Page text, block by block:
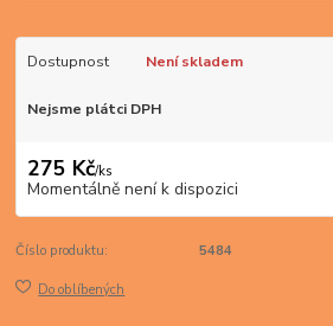
Dostupnost Není skladem
Nejsme plátci DPH
275 Kč/ks
Momentálně není k dispozici
Číslo produktu: 5484
Do oblíbených